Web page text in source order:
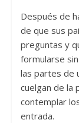
Después de
de que sus
preguntas y
formularse
las partes de
cuelgan de la
contemplar
entrada.